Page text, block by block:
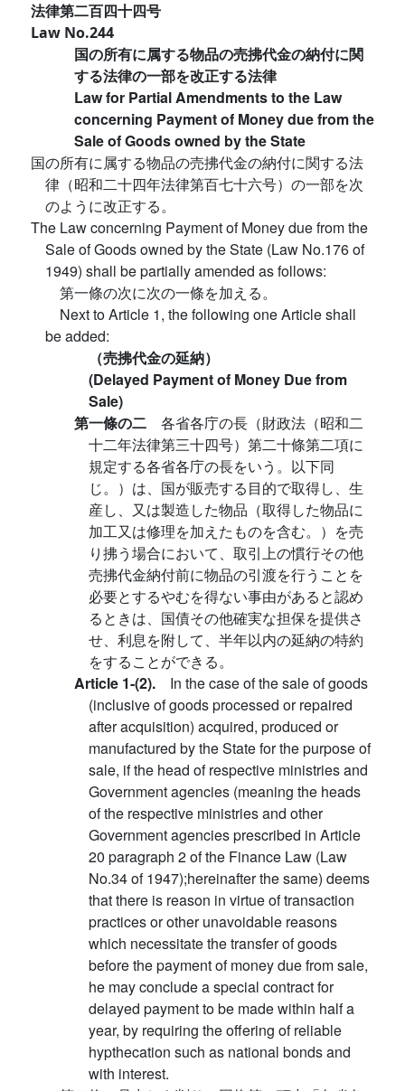
法律第二百四十四号
Law No.244
国の所有に属する物品の売拂代金の納付に関
する法律の一部を改正する法律
Law for Partial Amendments to the Law
concerning Payment of Money due from the
Sale of Goods owned by the State
国の所有に属する物品の売拂代金の納付に関する法
律（昭和二十四年法律第百七十六号）の一部を次
のように改正する。
The Law concerning Payment of Money due from the
Sale of Goods owned by the State (Law No.176 of
1949) shall be partially amended as follows:
第一條の次に次の一條を加える。
Next to Article 1, the following one Article shall
be added:
（売拂代金の延納）
(Delayed Payment of Money Due from
Sale)
第一條の二 各省各庁の長（財政法（昭和二
十二年法律第三十四号）第二十條第二項に
規定する各省各庁の長をいう。以下同
じ。）は、国が販売する目的で取得し、生
産し、又は製造した物品（取得した物品に
加工又は修理を加えたものを含む。）を売
り拂う場合において、取引上の慣行その他
売拂代金納付前に物品の引渡を行うことを
必要とするやむを得ない事由があると認め
るときは、国債その他確実な担保を提供さ
せ、利息を附して、半年以内の延納の特約
をすることができる。
Article 1-(2). In the case of the sale of goods
(inclusive of goods processed or repaired
after acquisition) acquired, produced or
manufactured by the State for the purpose of
sale, if the head of respective ministries and
Government agencies (meaning the heads
of the respective ministries and other
Government agencies prescribed in Article
20 paragraph 2 of the Finance Law (Law
No.34 of 1947);hereinafter the same) deems
that there is reason in virtue of transaction
practices or other unavoidable reasons
which necessitate the transfer of goods
before the payment of money due from sale,
he may conclude a special contract for
delayed payment to be made within half a
year, by requiring the offering of reliable
hypthecation such as national bonds and
with interest.